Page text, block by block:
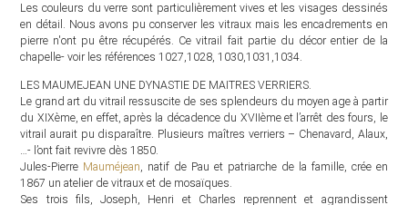
Les couleurs du verre sont particulièrement vives et les visages dessinés
en détail. Nous avons pu conserver les vitraux mais les encadrements en
pierre n'ont pu être récupérés. Ce vitrail fait partie du décor entier de la
chapelle- voir les références 1027,1028, 1030,1031,1034.
LES MAUMEJEAN UNE DYNASTIE DE MAITRES VERRIERS.
Le grand art du vitrail ressuscite de ses splendeurs du moyen age à partir
du XIXème, en effet, après la décadence du XVIIème et l’arrêt des fours, le
vitrail aurait pu disparaître. Plusieurs maîtres verriers – Chenavard, Alaux,
…- l’ont fait revivre dès 1850.
Jules-Pierre Mauméjean , natif de Pau et patriarche de la famille, crée en
1867 un atelier de vitraux et de mosaïques.
Ses trois fils, Joseph, Henri et Charles reprennent et agrandissent